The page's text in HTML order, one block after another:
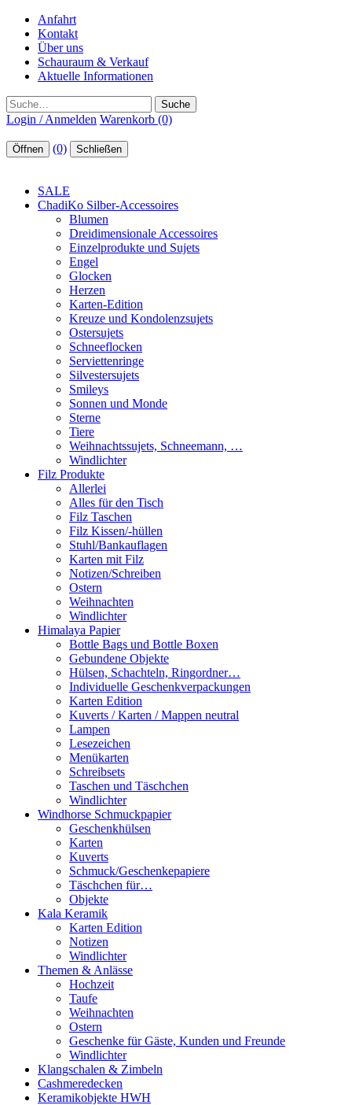
Anfahrt
Kontakt
Über uns
Schauraum & Verkauf
Aktuelle Informationen
Suche
Login / Anmelden Warenkorb (0)
Öffnen (0) Schließen
SALE
ChadiKo Silber-Accessoires
Blumen
Dreidimensionale Accessoires
Einzelprodukte und Sujets
Engel
Glocken
Herzen
Karten-Edition
Kreuze und Kondolenzsujets
Ostersujets
Schneeflocken
Serviettenringe
Silvestersujets
Smileys
Sonnen und Monde
Sterne
Tiere
Weihnachtssujets, Schneemann, …
Windlichter
Filz Produkte
Allerlei
Alles für den Tisch
Filz Taschen
Filz Kissen/-hüllen
Stuhl/Bankauflagen
Karten mit Filz
Notizen/Schreiben
Ostern
Weihnachten
Windlichter
Himalaya Papier
Bottle Bags und Bottle Boxen
Gebundene Objekte
Hülsen, Schachteln, Ringordner…
Individuelle Geschenkverpackungen
Karten Edition
Kuverts / Karten / Mappen neutral
Lampen
Lesezeichen
Menükarten
Schreibsets
Taschen und Täschchen
Windlichter
Windhorse Schmuckpapier
Geschenkhülsen
Karten
Kuverts
Schmuck/Geschenkepapiere
Täschchen für…
Objekte
Kala Keramik
Karten Edition
Notizen
Windlichter
Themen & Anlässe
Hochzeit
Taufe
Weihnachten
Ostern
Geschenke für Gäste, Kunden und Freunde
Windlichter
Klangschalen & Zimbeln
Cashmeredecken
Keramikobjekte HWH